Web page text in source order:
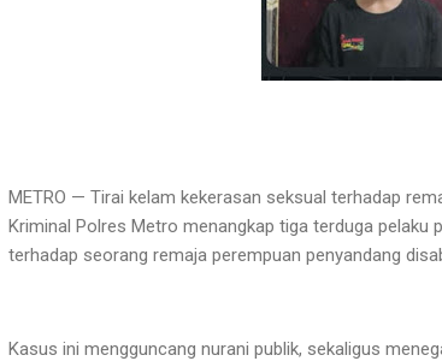
METRO — Tirai kelam kekerasan seksual terhadap
Kriminal Polres Metro menangkap tiga terduga pelaku
terhadap seorang remaja perempuan penyandang
Kasus ini mengguncang nurani publik, sekaligus